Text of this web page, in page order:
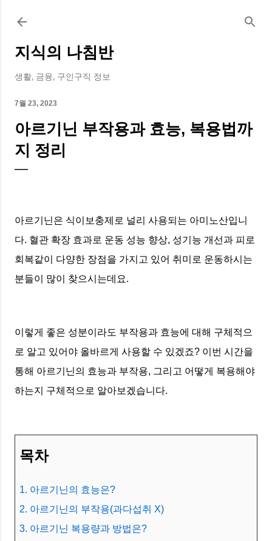
지식의 나침반
생활, 금융, 구인구직 정보
7월 23, 2023
아르기닌 부작용과 효능, 복용법까
지 정리
아르기닌은 식이보충제로 널리 사용되는 아미노산입니
다. 혈관 확장 효과로 운동 성능 향상, 성기능 개선과 피로
회복같이 다양한 장점을 가지고 있어 취미로 운동하시는
분들이 많이 찾으시는데요.
이렇게 좋은 성분이라도 부작용과 효능에 대해 구체적으
로 알고 있어야 올바르게 사용할 수 있겠죠? 이번 시간을
통해 아르기닌의 효능과 부작용, 그리고 어떻게 복용해야
하는지 구체적으로 알아보겠습니다.
목차
1. 아르기닌의 효능은?
2. 아르기닌의 부작용(과다섭취 X)
3. 아르기닌 복용량과 방법은?